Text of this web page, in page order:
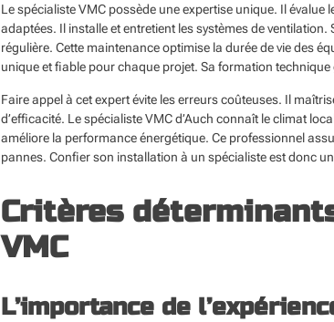
Le spécialiste VMC possède une expertise unique. Il
adaptées. Il installe et entretient les systèmes de
régulière. Cette maintenance optimise la durée de vie des
unique et fiable pour chaque projet. Sa formation
Faire appel à cet expert évite les erreurs coûteuses. Il
d’efficacité. Le spécialiste VMC d’Auch connaît le climat
améliore la performance énergétique. Ce professionnel
pannes. Confier son installation à un spécialiste est donc
Critères
VMC
L’importance de